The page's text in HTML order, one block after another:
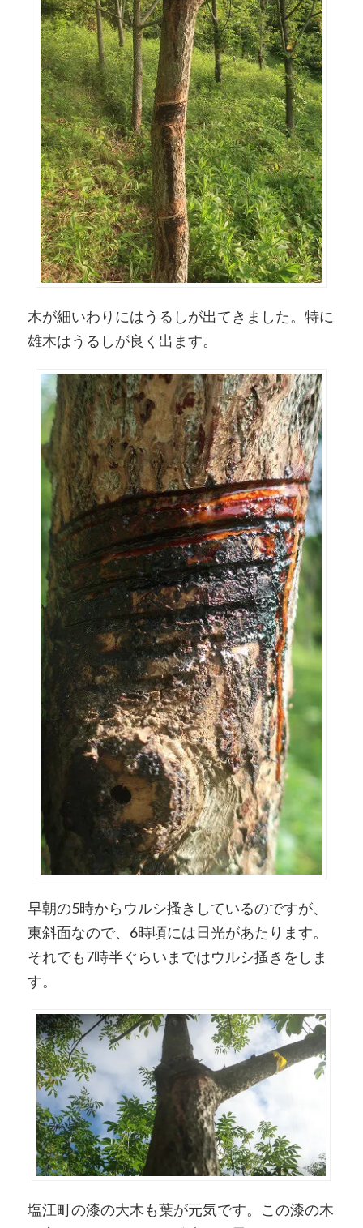
木が細いわりにはうるしが出てきました。特に
雄木はうるしが良く出ます。
早朝の5時からウルシ搔きしているのですが、
東斜面なので、6時頃には日光があたります。
それでも7時半ぐらいまではウルシ搔きをしま
す。
塩江町の漆の大木も葉が元気です。この漆の木